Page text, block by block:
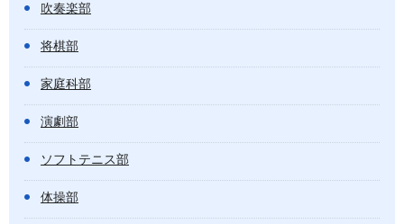
吹奏楽部
将棋部
家庭科部
演劇部
ソフトテニス部
体操部